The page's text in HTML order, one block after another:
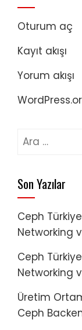
Oturum aç
Kayıt akışı
Yorum akışı
Arama:
Son Yazılar
Ceph
Networking
Ceph
Networking
Üretim
Ceph